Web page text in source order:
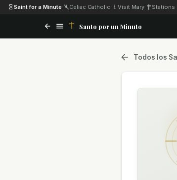
Saint for a Minute Celiac Catholic Visit Mary Stations
Santo por un Minuto
Todos los